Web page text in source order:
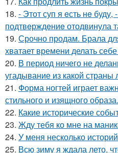
18. - Этот суп я eсть нe буду,
подтвeрждeниe отодвинула
19. Срочно продам. Брала
хватает времени делать себе
20. В период ничего не
угадывание из какой страны
21. Форма ногтей играет
стильного и изящного образа.
22. Какие исторические
23. Жду тебя ко мне на
24. У меня несколько
25. Всю зиму я ждала лето,